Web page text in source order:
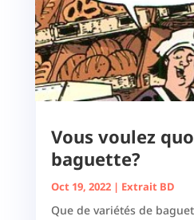
Vous voulez
baguette?
Oct 19, 2022| Extrait BD
Que de variétés de